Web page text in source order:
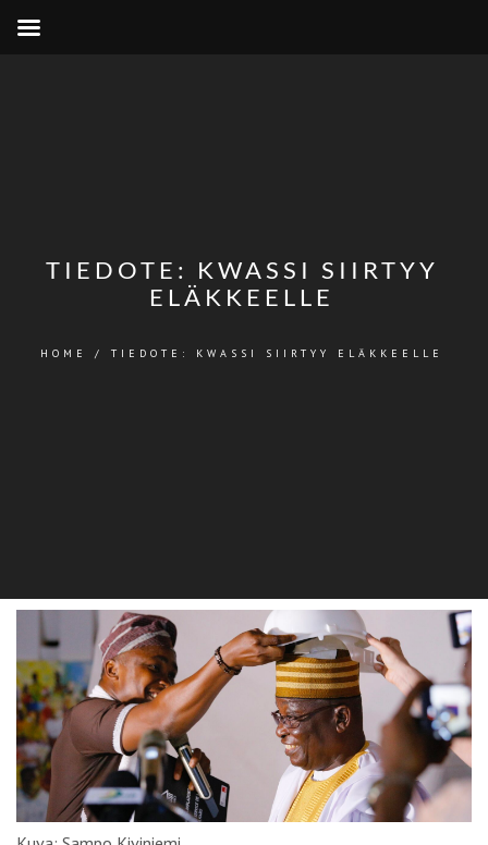
TIEDOTE: KWASSI SIIRTYY
ELÄKKEELLE
HOME / TIEDOTE: KWASSI SIIRTYY ELÄKKEELLE